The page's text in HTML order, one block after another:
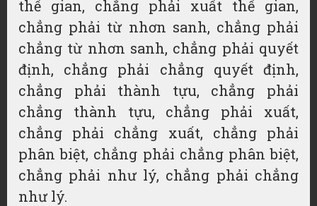
thế gian, chẳng phải xuất thế gian,
chẳng phải từ nhơn sanh, chẳng phải
chẳng từ nhơn sanh, chẳng phải quyết
định, chẳng phải chẳng quyết định,
chẳng phải thành tựu, chẳng phải
chẳng thành tựu, chẳng phải xuất,
chẳng phải chẳng xuất, chẳng phải
phân biệt, chẳng phải chẳng phân biệt,
chẳng phải như lý, chẳng phải chẳng
như lý.